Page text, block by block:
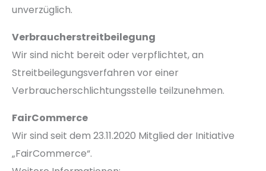
unverzüglich.
Verbraucherstreitbeilegung
Wir sind nicht bereit oder verpflichtet, an
Streitbeilegungsverfahren vor einer
Verbraucherschlichtungsstelle teilzunehmen.
FairCommerce
Wir sind seit dem 23.11.2020 Mitglied der Initiative
„FairCommerce“.